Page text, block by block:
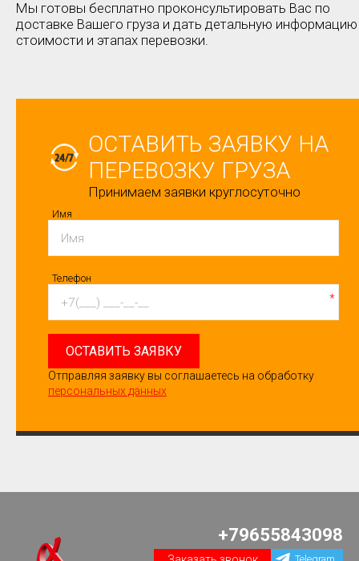
Мы готовы бесплатно проконсультировать Вас по
доставке Вашего груза и дать детальную
стоимости и этапах перевозки.
ОСТАВИТЬ ЗАЯВКУ НА
ПЕРЕВОЗКУ ГРУЗА
Принимаем заявки круглосуточно
Имя
Телефон
*
ОСТАВИТЬ ЗАЯВКУ
Отправляя заявку вы соглашаетесь на обработку
персональных данных
+79655843098